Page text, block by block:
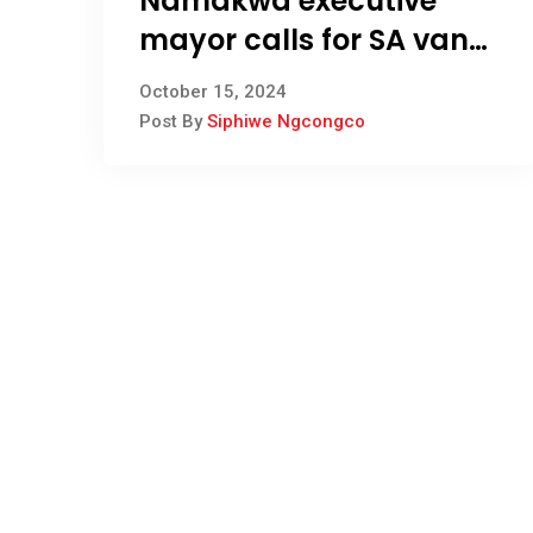
mayor calls for SA van
Wyk emotional support
October 15, 2024
Post BySiphiwe Ngcongco